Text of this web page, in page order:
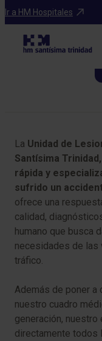
Ir a HM Hospitales
Programas médicos
Unidad de
La Unidad de
Santísima
rápida y
sufrido un
ofrece una
calidad,
humano que busca
necesidades de
tráfico.
Además de poner
nuestro cuadro
generación,
directamente todos